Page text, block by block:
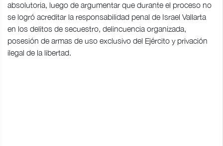
absolutoria, luego de argumentar que durante el proceso no
se logró acreditar la responsabilidad penal de Israel Vallarta
en los delitos de secuestro, delincuencia organizada,
posesión de armas de uso exclusivo del Ejército y privación
ilegal de la libertad.